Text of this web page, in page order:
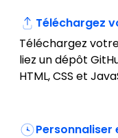
Téléchargez
Téléchargez
liez un dépôt
HTML, CSS et